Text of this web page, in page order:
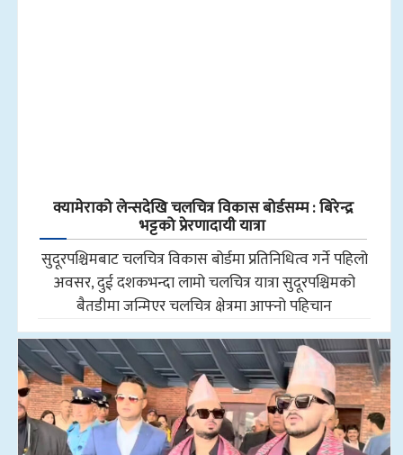
क्यामेराको लेन्सदेखि चलचित्र विकास बोर्डसम्म : बिरेन्द्र
भट्टको प्रेरणादायी यात्रा
सुदूरपश्चिमबाट चलचित्र विकास बोर्डमा प्रतिनिधित्व गर्ने पहिलो
अवसर, दुई दशकभन्दा लामो चलचित्र यात्रा सुदूरपश्चिमको
बैतडीमा जन्मिएर चलचित्र क्षेत्रमा आफ्नो पहिचान